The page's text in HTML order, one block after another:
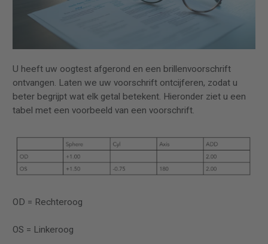
U heeft uw oogtest afgerond en een brillenvoorschrift
ontvangen. Laten we uw voorschrift ontcijferen, zodat u
beter begrijpt wat elk getal betekent. Hieronder ziet u een
tabel met een voorbeeld van een voorschrift.
OD = Rechteroog
OS = Linkeroog